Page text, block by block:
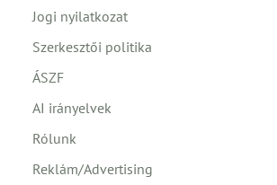
Jogi nyilatkozat
Szerkesztői politika
ÁSZF
AI irányelvek
Rólunk
Reklám/Advertising